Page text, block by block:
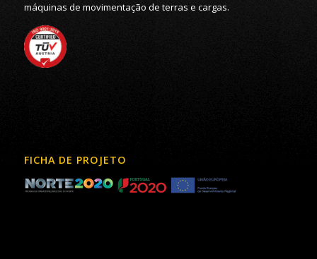
máquinas de movimentação de terras e cargas.
FICHA DE PROJETO